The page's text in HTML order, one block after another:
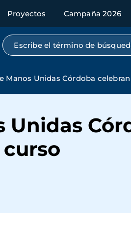
Proyectos Campaña 2026
Búsqueda por texto
Manos Unidas Córdoba
Unidas